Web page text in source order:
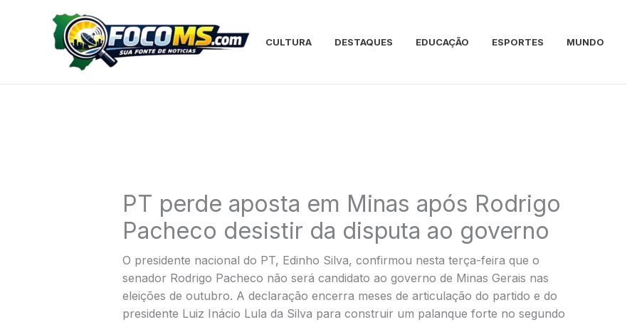
CULTURA DESTAQUES EDUCAÇÃO ESPORTES MUNDO
PT perde aposta em Minas após Rodrigo
Pacheco desistir da disputa ao governo
O presidente nacional do PT, Edinho Silva, confirmou nesta terça-feira que o
senador Rodrigo Pacheco não será candidato ao governo de Minas Gerais nas
eleições de outubro. A declaração encerra meses de articulação do partido e do
presidente Luiz Inácio Lula da Silva para construir um palanque forte no segundo